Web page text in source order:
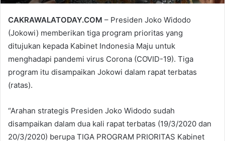
CAKRAWALATODAY.COM – Presiden Joko Widodo
(Jokowi) memberikan tiga program prioritas yang
ditujukan kepada Kabinet Indonesia Maju untuk
menghadapi pandemi virus Corona (COVID-19). Tiga
program itu disampaikan Jokowi dalam rapat terbatas
(ratas).
“Arahan strategis Presiden Joko Widodo sudah
disampaikan dalam dua kali rapat terbatas (19/3/2020 dan
20/3/2020) berupa TIGA PROGRAM PRIORITAS Kabinet